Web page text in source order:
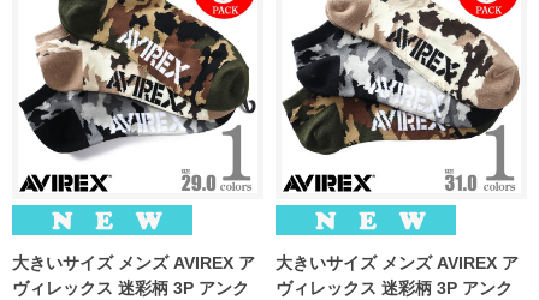
大きいサイズ メンズ AVIREX ア
ヴィレックス 迷彩柄 3P アンク
大きいサイズ メンズ AVIREX ア
ヴィレックス 迷彩柄 3P アンク